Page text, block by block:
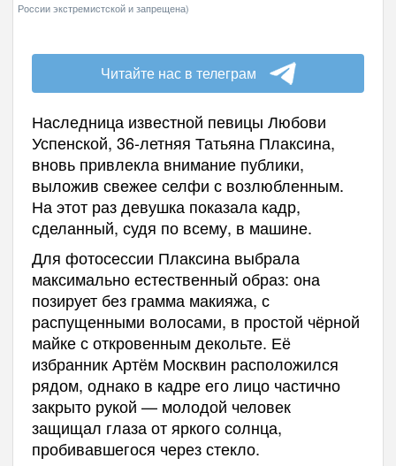
России экстремистской и запрещена)
Читайте нас в телеграм
Наследница известной певицы Любови
Успенской, 36-летняя Татьяна Плаксина,
вновь привлекла внимание публики,
выложив свежее селфи с возлюбленным.
На этот раз девушка показала кадр,
сделанный, судя по всему, в машине.
Для фотосессии Плаксина выбрала
максимально естественный образ: она
позирует без грамма макияжа, с
распущенными волосами, в простой чёрной
майке с откровенным декольте. Её
избранник Артём Москвин расположился
рядом, однако в кадре его лицо частично
закрыто рукой — молодой человек
защищал глаза от яркого солнца,
пробивавшегося через стекло.